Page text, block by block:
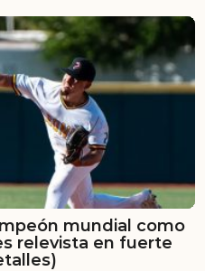
mundial como
relevista en fuerte